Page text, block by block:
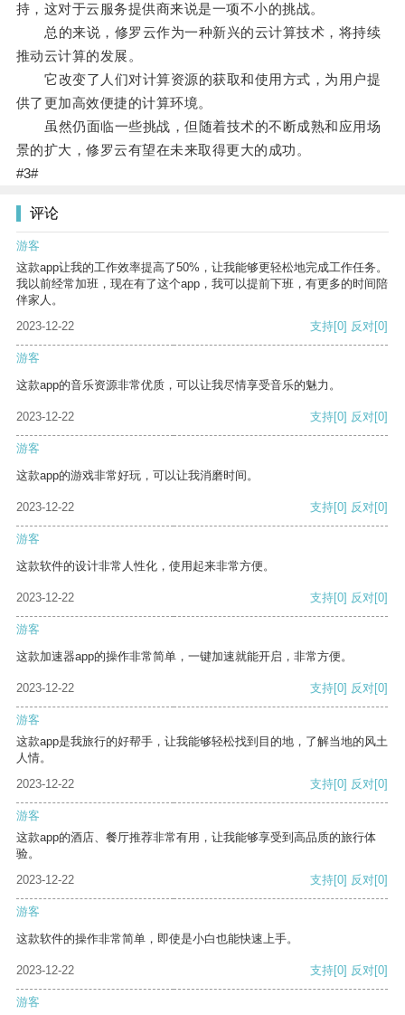
持，这对于云服务提供商来说是一项不小的挑战。
总的来说，修罗云作为一种新兴的云计算技术，将持续
推动云计算的发展。
它改变了人们对计算资源的获取和使用方式，为用户提
供了更加高效便捷的计算环境。
虽然仍面临一些挑战，但随着技术的不断成熟和应用场
景的扩大，修罗云有望在未来取得更大的成功。
#3#
评论
游客
这款app让我的工作效率提高了50%，让我能够更轻松地完成工作任务。
我以前经常加班，现在有了这个app，我可以提前下班，有更多的时间陪
伴家人。
2023-12-22
支持[0] 反对[0]
游客
这款app的音乐资源非常优质，可以让我尽情享受音乐的魅力。
2023-12-22 支持[0] 反对[0]
游客
这款app的游戏非常好玩，可以让我消磨时间。
2023-12-22 支持[0] 反对[0]
游客
这款软件的设计非常人性化，使用起来非常方便。
2023-12-22 支持[0] 反对[0]
游客
这款加速器app的操作非常简单，一键加速就能开启，非常方便。
2023-12-22 支持[0] 反对[0]
游客
这款app是我旅行的好帮手，让我能够轻松找到目的地，了解当地的风土
人情。
2023-12-22
支持[0] 反对[0]
游客
这款app的酒店、餐厅推荐非常有用，让我能够享受到高品质的旅行体
验。
2023-12-22
支持[0] 反对[0]
游客
这款软件的操作非常简单，即使是小白也能快速上手。
2023-12-22 支持[0] 反对[0]
游客